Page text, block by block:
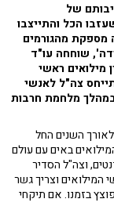
של
הכל והתייצבו
מספקת מהגורמים
שוחחה עו"ד
מילואים ראשי
צה"ל לאנשי
מלחמת חרבות
השנים החל
באים עם עולם
וצה"ל הסדיר
וצריך גשר
בזמנו. אם תיקחי